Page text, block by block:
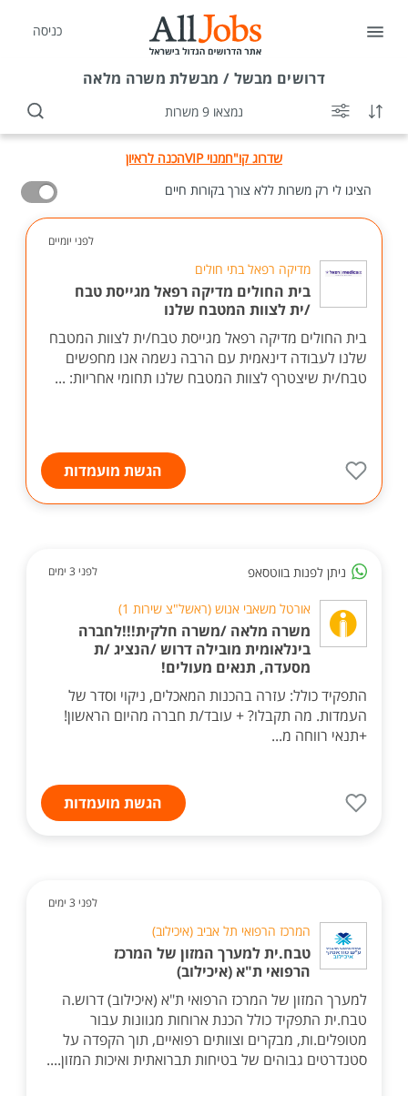
כניסה
דרושים מבשל / מבשלת משרה מלאה
נמצאו 9 משרות
שדרוג קו"חמנוי VIP
הכנה לראיון
הציגו לי רק משרות ללא צורך בקורות חיים
לפני יומיים
מדיקה רפאל בתי חולים
בית החולים מדיקה רפאל מגייסת טבח
/ית לצוות המטבח שלנו
בית החולים מדיקה רפאל מגייסת טבח/ית לצוות המטבח
שלנו לעבודה דינאמית עם הרבה נשמה אנו מחפשים
טבח/ית שיצטרף לצוות המטבח שלנו תחומי אחריות: ...
הגשת מועמדות
ניתן לפנות בווטסאפ לפני 3 ימים
אורטל משאבי אנוש (ראשל"צ שירות 1)
משרה מלאה /משרה חלקית!!!לחברה
בינלאומית מובילה דרוש /הנציג /ת
מסעדה, תנאים מעולים!
התפקיד כולל: עזרה בהכנות המאכלים, ניקוי וסדר של
העמדות. מה תקבלו? + עובד/ת חברה מהיום הראשון!
+תנאי רווחה מ...
הגשת מועמדות
לפני 3 ימים
המרכז הרפואי תל אביב (איכילוב)
טבח.ית למערך המזון של המרכז
הרפואי ת"א (איכילוב)
למערך המזון של המרכז הרפואי ת"א (איכילוב) דרוש.ה
טבח.ית התפקיד כולל הכנת ארוחות מגוונות עבור
מטופלים.ות, מבקרים וצוותים רפואיים, תוך הקפדה על
סטנדרטים גבוהים של בטיחות תברואתית ואיכות המזון....